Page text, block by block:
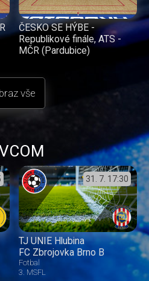
ČESKO SE HÝBE -
Republikové finále, ATS -
MČR (Pardubice)
vše
31. 7. 17:30
TJ UNIE Hlubina
FC Zbrojovka Brno B
Fotbal
3. MSFL